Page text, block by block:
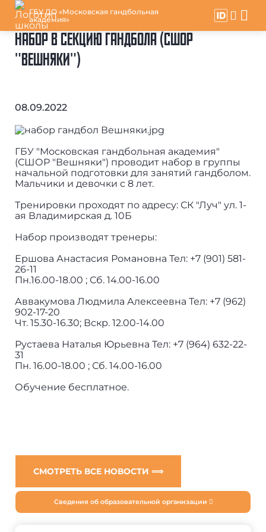
ГБУ ДО «Московская гандбольная
академия»
НАБОР В СЕКЦИЮ ГАНДБОЛА (СШОР
"ВЕШНЯКИ")
08.09.2022
ГБУ "Московская гандбольная академия"
(СШОР "Вешняки") проводит набор в группы
начальной подготовки для занятий гандболом.
Мальчики и девочки с 8 лет.
Тренировки проходят по адресу: СК "Луч" ул. 1-
ая Владимирская д. 10Б
Набор производят тренеры:
Ершова Анастасия Романовна Тел: +7 (901) 581-
26-11
Пн.16.00-18.00 ; Сб. 14.00-16.00
Аввакумова Людмила Алексеевна Тел: +7 (962)
902-17-20
Чт. 15.30-16.30; Вскр. 12.00-14.00
Рустаева Наталья Юрьевна Тел: +7 (964) 632-22-
31
Пн. 16.00-18.00 ; Сб. 14.00-16.00
Обучение бесплатное.
СМОТРЕТЬ ВСЕ НОВОСТИ ⟹
Сведения об образовательной организации